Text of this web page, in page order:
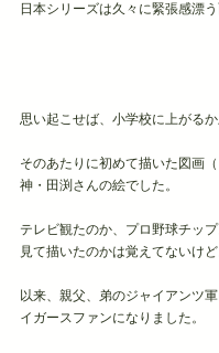
日本シリーズは久々に緊張感漂う
思い起こせば、小学校に上がるか
そのあたりに初めて描いた図画
神・田渕さんの絵でした。
テレビ観たのか、プロ野球チッ
見て描いたのかは覚えてないけど
以来、親父、弟のジャイアンツ
イガースファンになりました。